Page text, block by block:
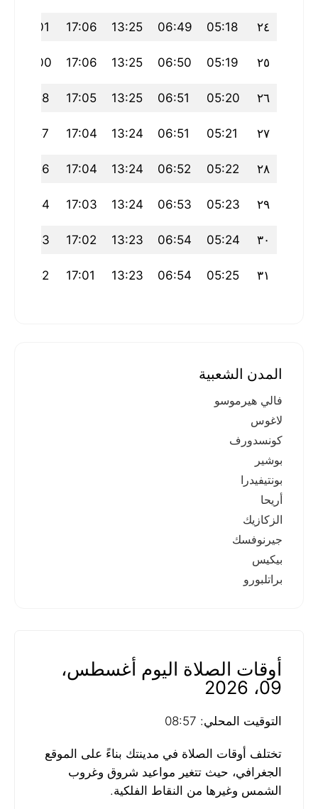
٢٤ 05:18
06:49
13:25
17:06
20:01
٢٥ 05:19
06:50
13:25
17:06
20:00
٢٦ 05:20
06:51
13:25
17:05
19:58
٢٧ 05:21
06:51
13:24
17:04
19:57
٢٨ 05:22
06:52
13:24
17:04
19:56
٢٩ 05:23
06:53
13:24
17:03
19:54
٣٠ 05:24
06:54
13:23
17:02
19:53
٣١ 05:25
06:54
13:23
17:01
19:52
المدن الشعبية
فالي هيرموسو
لاغوس
كونسدورف
بوشير
بونتيفيدرا
أريحا
الزكازيك
جيرنوفسك
بيكيس
براتلبورو
أوقات الصلاة اليوم أغسطس،
09، 2026
التوقيت المحلي: 08:57
تختلف أوقات الصلاة في مدينتك بناءً على الموقع
الجغرافي، حيث تتغير مواعيد شروق وغروب
الشمس وغيرها من النقاط الفلكية.